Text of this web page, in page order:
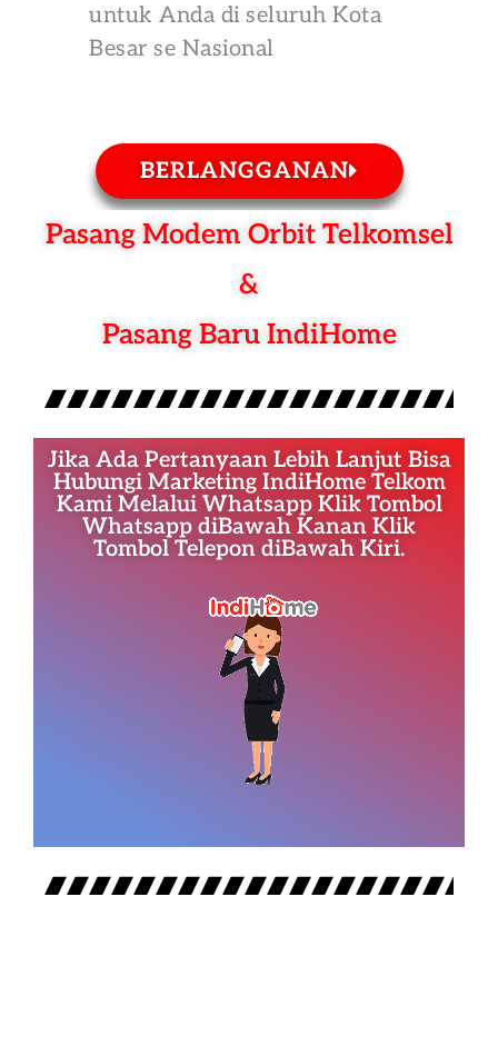
untuk Anda di seluruh Kota
Besar se Nasional
BERLANGGANAN
Pasang Modem Orbit Telkomsel
&
Pasang Baru IndiHome
Jika Ada Pertanyaan Lebih Lanjut Bisa
Hubungi Marketing IndiHome Telkom
Kami Melalui Whatsapp Klik Tombol
Whatsapp diBawah Kanan Klik
Tombol Telepon diBawah Kiri.